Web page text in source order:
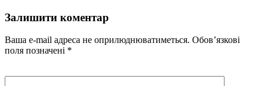
Залишити коментар
Ваша e-mail адреса не оприлюднюватиметься. Обов’язкові
поля позначені *